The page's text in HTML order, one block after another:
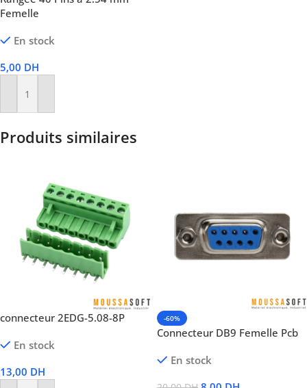
Femelle
En stock
5,00 DH
Ajouter Au Panier
Produits similaires
connecteur 2EDG-5.08-8P
En stock
13,00 DH
-60%
Connecteur DB9 Femelle Pcb
En stock